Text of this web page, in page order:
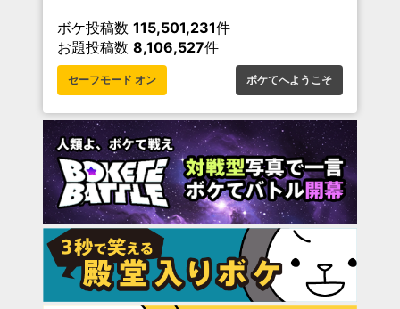
ボケ投稿数 115,501,231件
お題投稿数 8,106,527件
セーフモード オン ボケてへようこそ